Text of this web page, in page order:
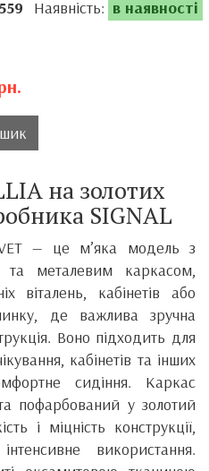
Наявність: в наявності
на золотих
SIGNAL
— це м’яка модель з
металевим каркасом,
віталень, кабінетів або
де важлива зручна
Воно підходить для
кабінетів та інших
сидіння. Каркас
пофарбований у золотий
і міцність конструкції,
використання.